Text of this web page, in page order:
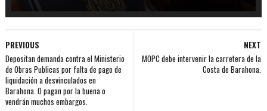
NEXT
MOPC debe intervenir la carretera de la
Costa de Barahona.
PREVIOUS
Depositan demanda contra el Ministerio
de Obras Publicas por falta de pago de
liquidación a desvinculados en
Barahona. O pagan por la buena o
vendrán muchos embargos.